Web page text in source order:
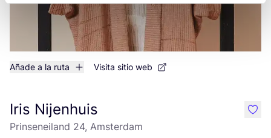
Añade a la ruta Visita sitio web
Iris Nijenhuis
Prinseneiland 24, Amsterdam
like